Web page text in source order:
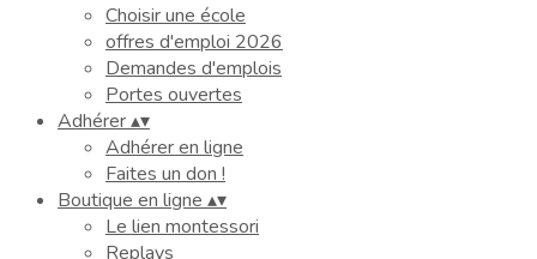
Choisir une école
offres d'emploi 2026
Demandes d'emplois
Portes ouvertes
Adhérer▴▾
Adhérer en ligne
Faites un don !
Boutique en ligne ▴▾
Le lien montessori
Replays